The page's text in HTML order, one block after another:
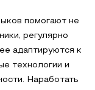
помогают не
регулярно
адаптируются к
технологии и
Наработать